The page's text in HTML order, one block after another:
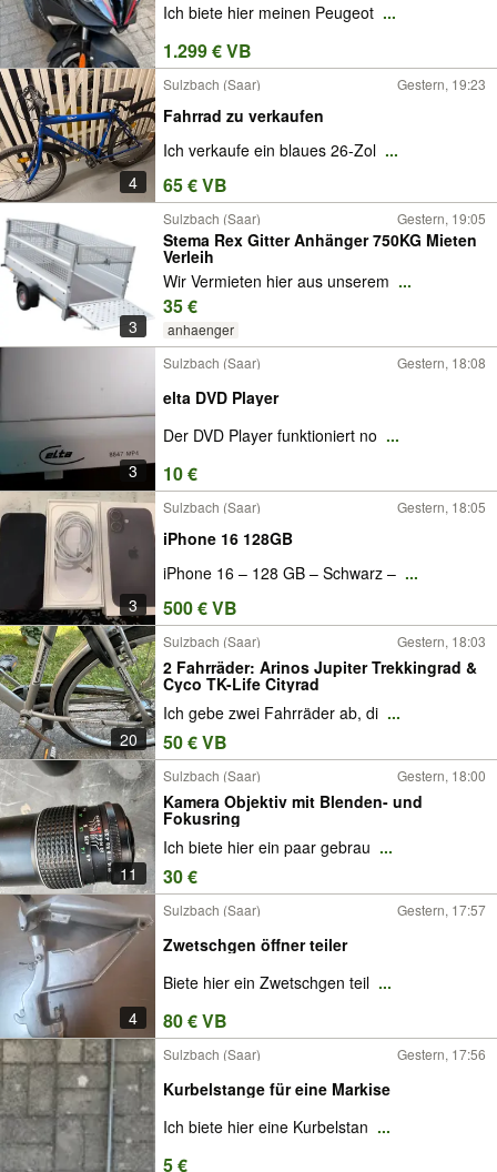
Ich biete hier meinen Peugeot ...
1.299 € VB
4
Sulzbach (Saar) Gestern, 19:23
Fahrrad zu verkaufen
Ich verkaufe ein blaues 26-Zol ...
65 € VB
3
Sulzbach (Saar) Gestern, 19:05
Stema Rex Gitter Anhänger 750KG Mieten
Verleih
Wir Vermieten hier aus unserem ...
35 €
anhaenger
3
Sulzbach (Saar) Gestern, 18:08
elta DVD Player
Der DVD Player funktioniert no ...
10 €
3
Sulzbach (Saar) Gestern, 18:05
iPhone 16 128GB
iPhone 16 – 128 GB – Schwarz – ...
500 € VB
20
Sulzbach (Saar) Gestern, 18:03
2 Fahrräder: Arinos Jupiter Trekkingrad &
Cyco TK-Life Cityrad
Ich gebe zwei Fahrräder ab, di ...
50 € VB
11
Sulzbach (Saar) Gestern, 18:00
Kamera Objektiv mit Blenden- und
Fokusring
Ich biete hier ein paar gebrau ...
30 €
4
Sulzbach (Saar) Gestern, 17:57
Zwetschgen öffner teiler
Biete hier ein Zwetschgen teil ...
80 € VB
Sulzbach (Saar) Gestern, 17:56
Kurbelstange für eine Markise
Ich biete hier eine Kurbelstan ...
5 €